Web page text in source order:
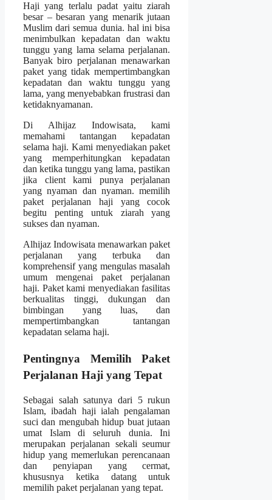
Haji yang terlalu padat yaitu ziarah
besar – besaran yang menarik jutaan
Muslim dari semua dunia. hal ini bisa
menimbulkan kepadatan dan waktu
tunggu yang lama selama perjalanan.
Banyak biro perjalanan menawarkan
paket yang tidak mempertimbangkan
kepadatan dan waktu tunggu yang
lama, yang menyebabkan frustrasi dan
ketidaknyamanan.
Di Alhijaz Indowisata, kami
memahami tantangan kepadatan
selama haji. Kami menyediakan paket
yang memperhitungkan kepadatan
dan ketika tunggu yang lama, pastikan
jika client kami punya perjalanan
yang nyaman dan nyaman. memilih
paket perjalanan haji yang cocok
begitu penting untuk ziarah yang
sukses dan nyaman.
Alhijaz Indowisata menawarkan paket
perjalanan yang terbuka dan
komprehensif yang mengulas masalah
umum mengenai paket perjalanan
haji. Paket kami menyediakan fasilitas
berkualitas tinggi, dukungan dan
bimbingan yang luas, dan
mempertimbangkan tantangan
kepadatan selama haji.
Pentingnya Memilih Paket
Perjalanan Haji yang Tepat
Sebagai salah satunya dari 5 rukun
Islam, ibadah haji ialah pengalaman
suci dan mengubah hidup buat jutaan
umat Islam di seluruh dunia. Ini
merupakan perjalanan sekali seumur
hidup yang memerlukan perencanaan
dan penyiapan yang cermat,
khususnya ketika datang untuk
memilih paket perjalanan yang tepat.